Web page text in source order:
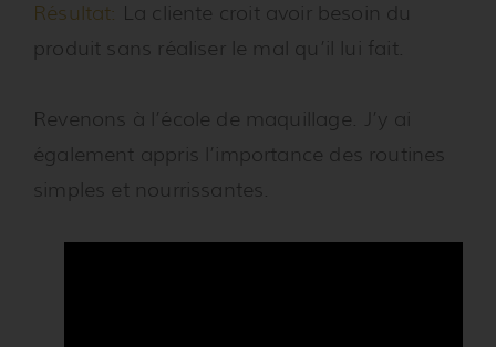
Résultat: La cliente croit avoir besoin du
produit sans réaliser le mal qu’il lui fait.
Revenons à l’école de maquillage. J’y ai
également appris l’importance des routines
simples et nourrissantes.